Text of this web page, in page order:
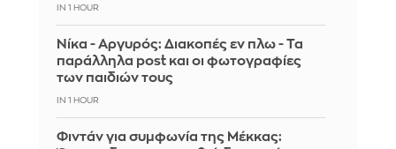
IN 1 HOUR
Νίκα - Αργυρός: Διακοπές εν πλω - Τα
παράλληλα post και οι φωτογραφίες
των παιδιών τους
IN 1 HOUR
Φιντάν για συμφωνία της Μέκκας: